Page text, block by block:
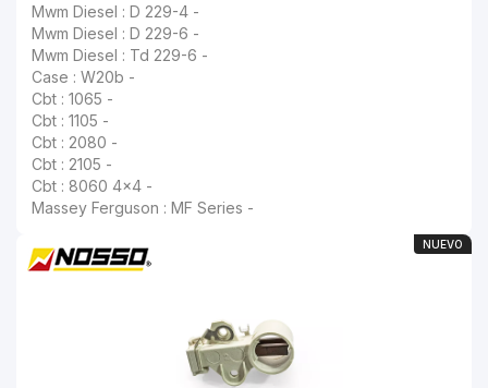
Mwm Diesel : D 229-4 -
Mwm Diesel : D 229-6 -
Mwm Diesel : Td 229-6 -
Case : W20b -
Cbt : 1065 -
Cbt : 1105 -
Cbt : 2080 -
Cbt : 2105 -
Cbt : 8060 4x4 -
Massey Ferguson : MF Series -
NUEVO